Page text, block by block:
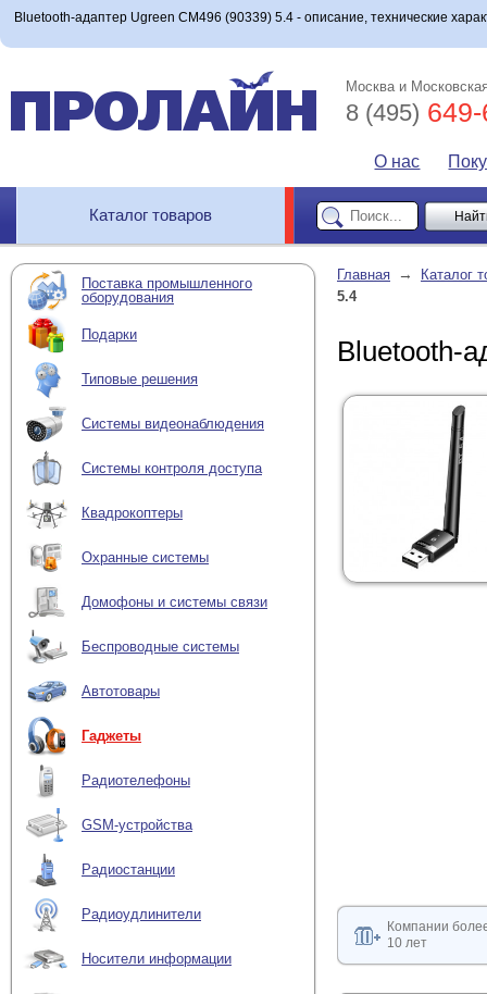
Bluetooth-адаптер Ugreen CM496 (90339) 5.4 - описание, технические
Москва и
8 (495)
О нас
Каталог товаров
Поставка промышленного
оборудования
Подарки
Типовые решения
Системы видеонаблюдения
Системы контроля доступа
Квадрокоптеры
Охранные системы
Домофоны и системы связи
Беспроводные системы
Автотовары
Гаджеты
Радиотелефоны
GSM-устройства
Радиостанции
Радиоудлинители
Носители информации
Главная →
Каталог
5.4
Bluetooth-
Компании
10 лет